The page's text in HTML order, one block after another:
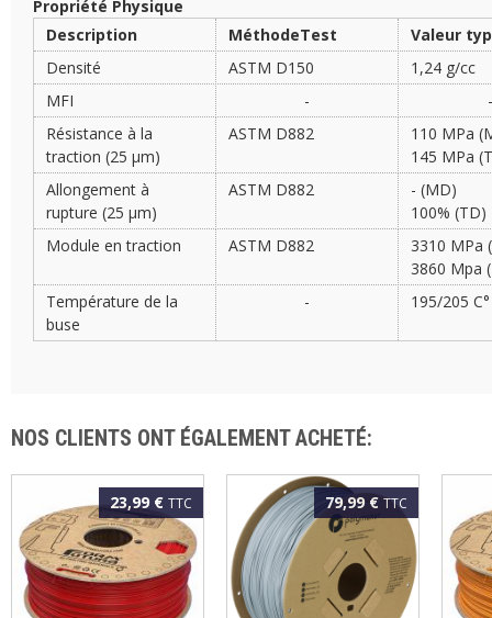
Propriété Physique
Description
MéthodeTest
Valeur
Densité
ASTM D150
1,24 g/cc
MFI
-
-
Résistance à la
traction (25 µm)
ASTM D882
110 MPa
145 MPa
Allongement à
rupture (25 µm)
ASTM D882
- (MD)
100% (TD)
Module en traction
ASTM D882
3310 MPa
3860 Mpa
Température de la
buse
- 195/205 C°
NOS CLIENTS ONT ÉGALEMENT ACHETÉ:
23,99 € TTC 79,99 €TTC